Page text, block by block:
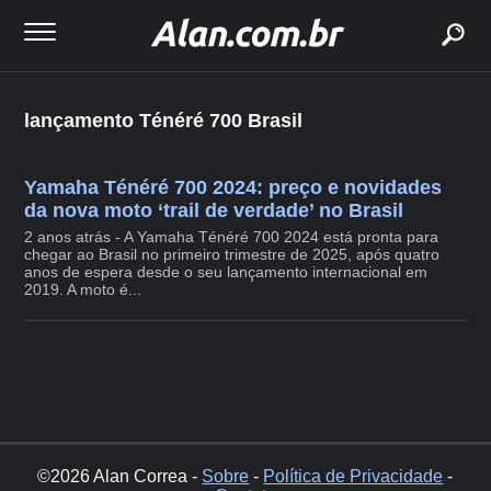
lançamento Ténéré 700 Brasil
Yamaha Ténéré 700 2024: preço e novidades
da nova moto ‘trail de verdade’ no Brasil
2 anos atrás - A Yamaha Ténéré 700 2024 está pronta para
chegar ao Brasil no primeiro trimestre de 2025, após quatro
anos de espera desde o seu lançamento internacional em
2019. A moto é...
©2026 Alan Correa - Sobre - Política de Privacidade -